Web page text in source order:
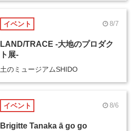
イベント 8/7
LAND/TRACE -大地のプロダク
ト展-
土のミュージアムSHIDO
イベント 8/6
Brigitte Tanaka ā go go